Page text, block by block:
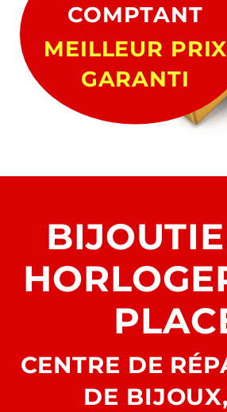
COMPTANT
MEILLEUR PRIX
GARANTI
CENTRE DE
DE